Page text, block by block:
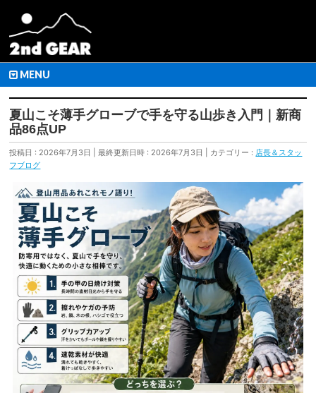
MENU
夏山こそ薄手グローブで手を守る山歩き入門｜新商
品86点UP
投稿日 : 2026年7月3日 最終更新日時 : 2026年7月3日 カテゴリー : 店長＆スタッ
フブログ